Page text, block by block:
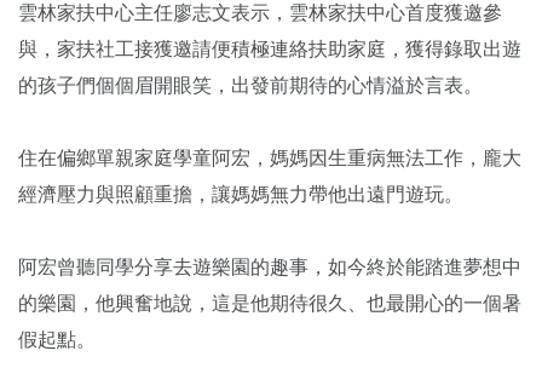
雲林家扶中心主任廖志文表示，雲林家扶中心首度獲邀參
與，家扶社工接獲邀請便積極連絡扶助家庭，獲得錄取出遊
的孩子們個個眉開眼笑，出發前期待的心情溢於言表。
住在偏鄉單親家庭學童阿宏，媽媽因生重病無法工作，龐大
經濟壓力與照顧重擔，讓媽媽無力帶他出遠門遊玩。
阿宏曾聽同學分享去遊樂園的趣事，如今終於能踏進夢想中
的樂園，他興奮地說，這是他期待很久、也最開心的一個暑
假起點。